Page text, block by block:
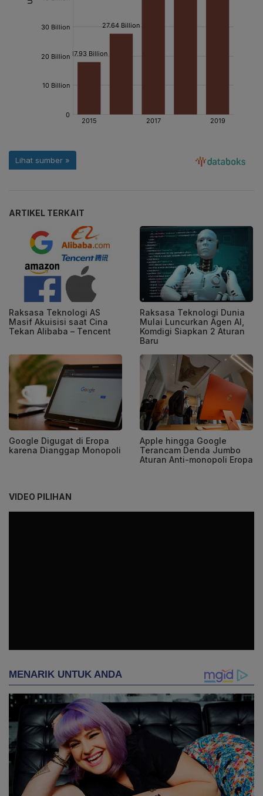
ARTIKEL TERKAIT
Raksasa Teknologi AS
Masif Akuisisi saat Cina
Tekan Alibaba – Tencent
Raksasa Teknologi Dunia
Mulai Luncurkan Agen AI,
Komdigi Siapkan 2 Aturan
Baru
Google Digugat di Eropa
karena Dianggap Monopoli
Apple hingga Google
Terancam Denda Jumbo
Aturan Anti-monopoli Eropa
VIDEO PILIHAN